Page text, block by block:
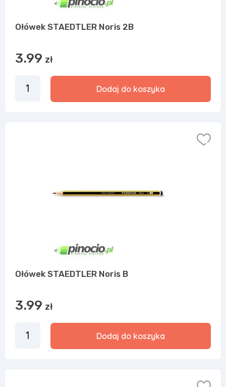
Ołówek STAEDTLER Noris 2B
3.99 zł
Dodaj do koszyka
Ołówek STAEDTLER Noris B
3.99 zł
Dodaj do koszyka